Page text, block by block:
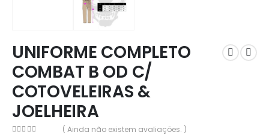
UNIFORME COMPLETO
COMBAT B OD C/
COTOVELEIRAS &
JOELHEIRA
( Ainda não existem avaliações. )